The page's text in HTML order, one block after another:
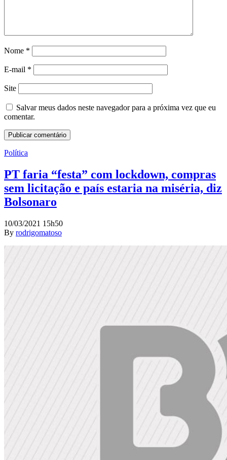
Nome *
E-mail *
Site
Salvar meus dados neste navegador para a próxima vez que eu
comentar.
Política
PT faria “festa” com lockdown, compras
sem licitação e país estaria na miséria, diz
Bolsonaro
10/03/2021 15h50
By rodrigomatoso